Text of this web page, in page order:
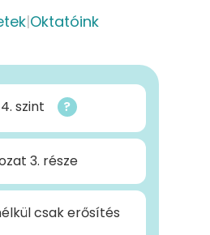
|Oktatóink
4. szint ?
3. része
csak erősítés